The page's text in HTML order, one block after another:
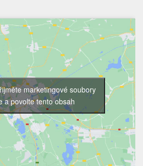
marketingové soubory
a povolte tento obsah